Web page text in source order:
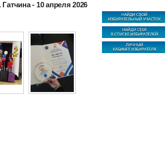
- 10 апреля 2026